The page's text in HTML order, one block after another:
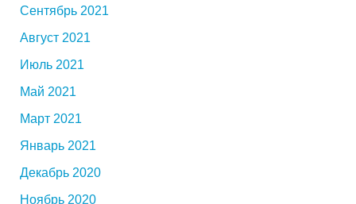
Сентябрь 2021
Август 2021
Июль 2021
Май 2021
Март 2021
Январь 2021
Декабрь 2020
Ноябрь 2020